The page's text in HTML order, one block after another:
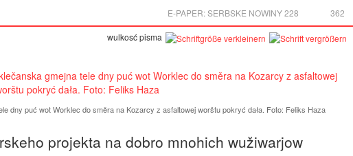
362
E-PAPER:SERBSKE NOWINY 228
wulkosć pisma
dny puć wot Worklec do směra na Kozarcy z asfaltowej worštu pokryć dała. Foto: Feliks Haza
projekta na dobro mnohich wužiwarjow